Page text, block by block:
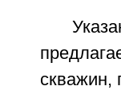
скважин,